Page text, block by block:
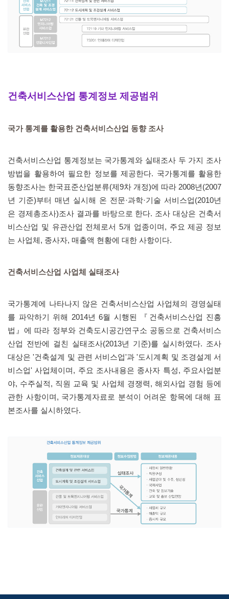
건축서비스산업 통계정보 제공범위
국가 통계를 활용한 건축서비스산업 동향 조사
건축서비스산업 통계정보는 국가통계와 실태조사 두 가지 조사
방법을 활용하여 필요한 정보를 제공한다. 국가통계를 활용한
동향조사는 한국표준산업분류(제9차 개정)에 따라 2008년(2007
년 기준)부터 매년 실시해 온 전문·과학·기술 서비스업(2010년
은 경제총조사)조사 결과를 바탕으로 한다. 조사 대상은 건축서
비스산업 및 유관산업 전체로서 5개 업종이며, 주요 제공 정보
는 사업체, 종사자, 매출액 현황에 대한 사항이다.
건축서비스산업 사업체 실태조사
국가통계에 나타나지 않은 건축서비스산업 사업체의 경영실태
를 파악하기 위해 2014년 6월 시행된 『건축서비스산업 진흥
법』에 따라 정부와 건축도시공간연구소 공동으로 건축서비스
산업 전반에 걸친 실태조사(2013년 기준)를 실시하였다. 조사
대상은 '건축설계 및 관련 서비스업'과 '도시계획 및 조경설계 서
비스업' 사업체이며, 주요 조사내용은 종사자 특성, 주요사업분
야, 수주실적, 직원 교육 및 사업체 경쟁력, 해외사업 경험 등에
관한 사항이며, 국가통계자료로 분석이 어려운 항목에 대해 표
본조사를 실시하였다.